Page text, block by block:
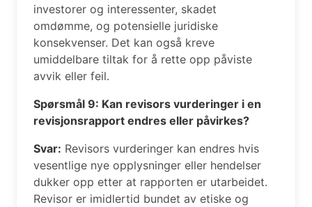
investorer og interessenter, skadet
omdømme, og potensielle juridiske
konsekvenser. Det kan også kreve
umiddelbare tiltak for å rette opp påviste
avvik eller feil.
Spørsmål 9: Kan revisors vurderinger i en
revisjonsrapport endres eller påvirkes?
Svar: Revisors vurderinger kan endres hvis
vesentlige nye opplysninger eller hendelser
dukker opp etter at rapporten er utarbeidet.
Revisor er imidlertid bundet av etiske og